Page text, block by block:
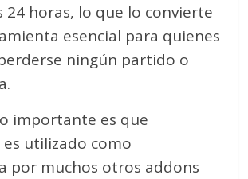
24 horas, lo que lo convierte
esencial para quienes
ningún partido o
importante es que
es utilizado como
por muchos otros addons